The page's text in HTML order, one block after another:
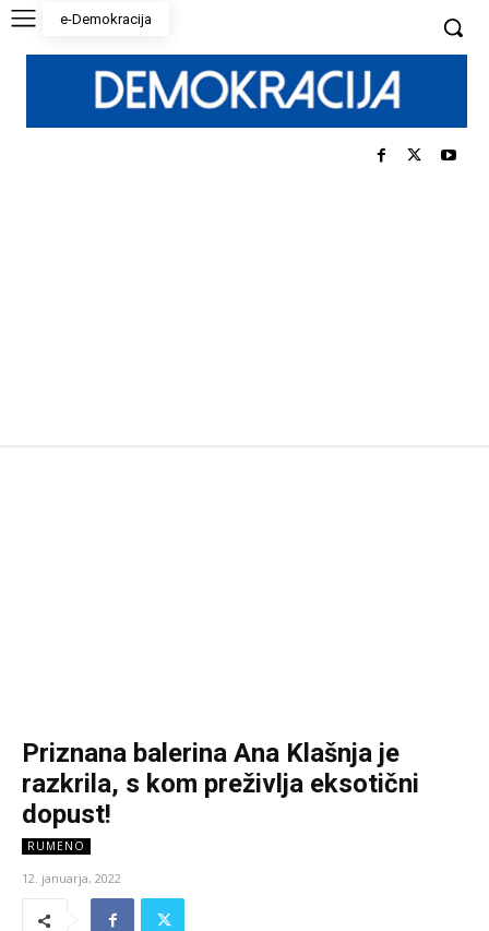
e-Demokracija
Priznana balerina Ana Klašnja je
razkrila, s kom preživlja eksotični
dopust!
RUMENO
12. januarja, 2022